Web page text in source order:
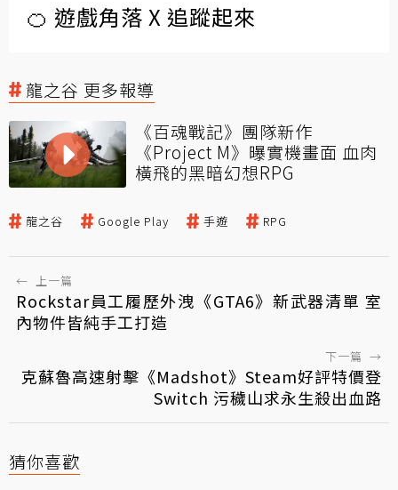
🍊 遊戲角落 X 追蹤起來
龍之谷 更多報導
《百魂戰記》團隊新作
《Project M》曝實機畫面 血肉
橫飛的黑暗幻想RPG
龍之谷 Google Play 手遊 RPG
← 上一篇
Rockstar員工履歷外洩《GTA6》新武器清單 室
內物件皆純手工打造
下一篇 →
克蘇魯高速射擊《Madshot》Steam好評特價登
Switch 污穢山求永生殺出血路
猜你喜歡